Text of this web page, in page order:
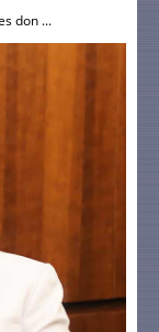
don ...